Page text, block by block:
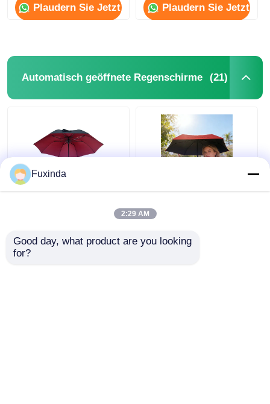
Plaudern Sie Jetzt Plaudern Sie Jetzt
Automatisch geöffnete Regenschirme (21)
Regenschirme mit
doppelschichtiger
Decke
Selbst öffnender
Regenschirm UV50+
Sonnenschutzstoff
Reise Sonnenschirm
Fuxinda
2:29 AM
Good day, what product are you looking
for?